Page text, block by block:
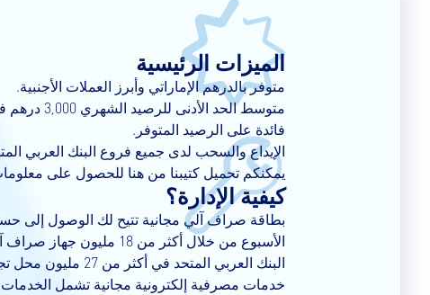
الميزات الرئيسية
متوفر بالدرهم الإماراتي وأبرز العملات الأجنبية.
متوسط الحد الأدنى للرصيد الشهري 3,000 درهم فقط.
فائدة على الرصيد المتوفر.
الإيداع والسحب لدى جميع فروع البنك العربي
يمكنكم تحميل كتيبنا من هنا للحصول على
كيفية الإدارة؟
الأسبوع من خلال أكثر من 18
البنك العربي المتحد في أكثر من 27 مليون محل تجاري دولياً.
خدمات مصرفية إلكترونية مجانية تشمل الخدمات